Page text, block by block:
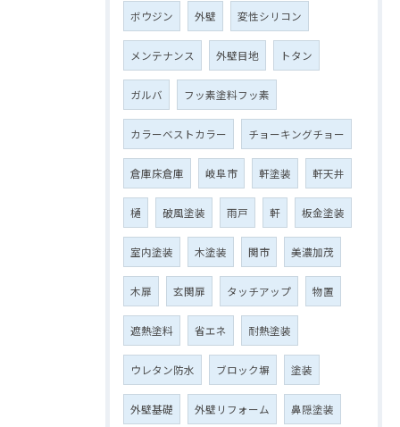
ボウジン 外壁 変性シリコン
メンテナンス 外壁目地 トタン
ガルバ フッ素塗料フッ素
カラーベストカラー チョーキングチョー
倉庫床倉庫 岐阜市 軒塗装 軒天井
樋 破風塗装 雨戸 軒 板金塗装
室内塗装 木塗装 関市 美濃加茂
木扉 玄関扉 タッチアップ 物置
遮熱塗料 省エネ 耐熱塗装
ウレタン防水 ブロック塀 塗装
外壁基礎 外壁リフォーム 鼻隠塗装